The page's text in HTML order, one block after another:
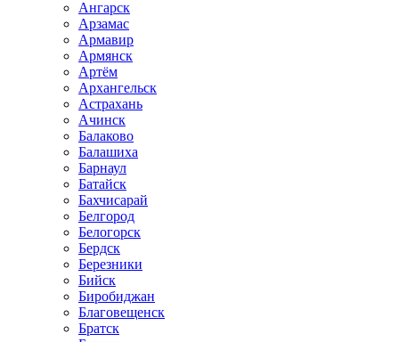
Ангарск
Арзамас
Армавир
Армянск
Артём
Архангельск
Астрахань
Ачинск
Балаково
Балашиха
Барнаул
Батайск
Бахчисарай
Белгород
Белогорск
Бердск
Березники
Бийск
Биробиджан
Благовещенск
Братск